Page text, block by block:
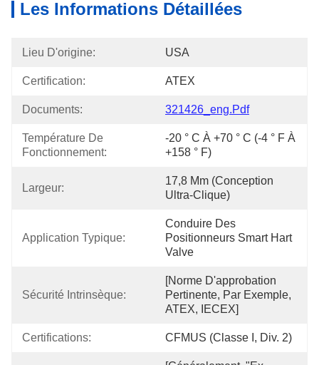
Les Informations Détaillées
Lieu D'origine: USA
Certification: ATEX
Documents: 321426_eng.pdf
Température De
Fonctionnement:
-20 ° C À +70 ° C (-4 ° F À
+158 ° F)
Largeur:
17,8 Mm (conception
Ultra-Clique)
Application Typique:
Conduire Des
Positionneurs Smart Hart
Valve
Sécurité Intrinsèque:
[Norme D'approbation
Pertinente, Par Exemple,
ATEX, IECEX]
Certifications: CFMUS (classe I, Div. 2)